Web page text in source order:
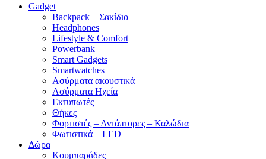
Gadget
Backpack – Σακίδιο
Headphones
Lifestyle & Comfort
Powerbank
Smart Gadgets
Smartwatches
Ασύρματα ακουστικά
Ασύρματα Ηχεία
Εκτυπωτές
Θήκες
Φορτιστές – Αντάπτορες – Καλώδια
Φωτιστικά – LED
Δώρα
Κουμπαράδες